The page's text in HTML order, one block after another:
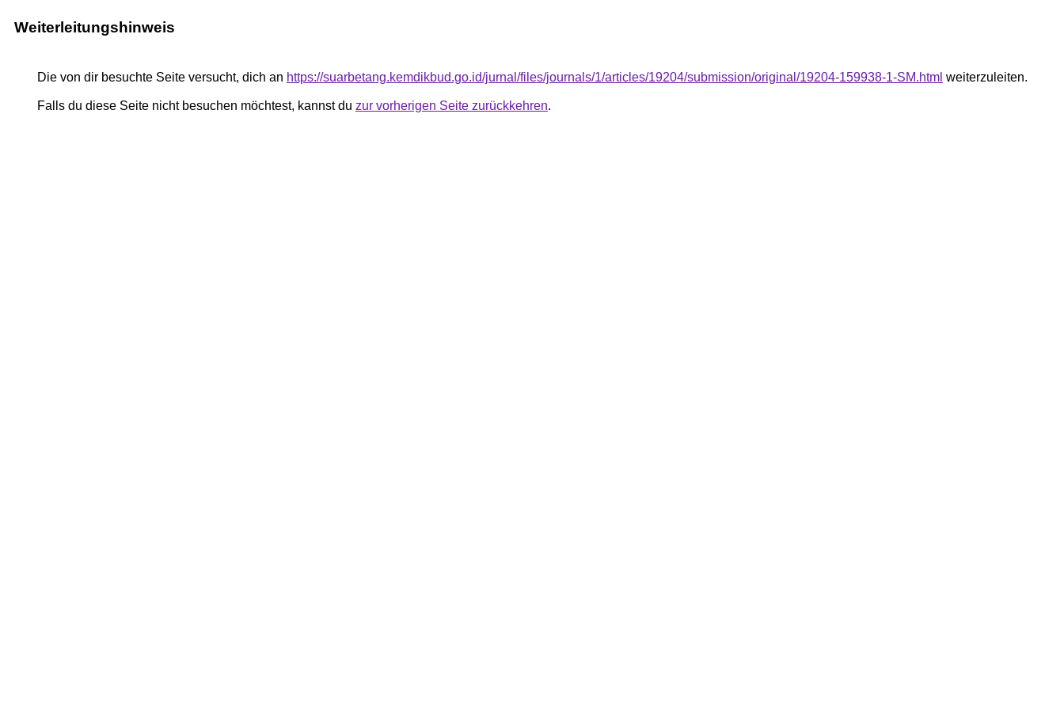
Weiterleitungshinweis
Die von dir besuchte Seite versucht, dich an https://suarbetang.kemdikbud.go.id/jurnal/files/journals/1/articles/19204/submission/original/19204-159938-1-SM.html weiterzuleiten.
Falls du diese Seite nicht besuchen möchtest, kannst du zur vorherigen Seite zurückkehren.